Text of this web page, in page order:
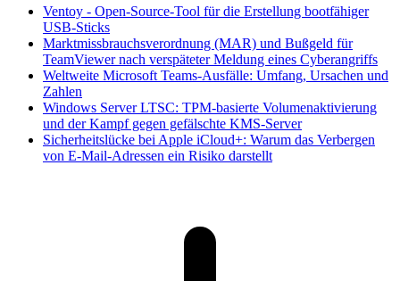
Ventoy - Open-Source-Tool für die Erstellung bootfähiger
USB-Sticks
Marktmissbrauchsverordnung (MAR) und Bußgeld für
TeamViewer nach verspäteter Meldung eines Cyberangriffs
Weltweite Microsoft Teams-Ausfälle: Umfang, Ursachen und
Zahlen
Windows Server LTSC: TPM-basierte Volumenaktivierung
und der Kampf gegen gefälschte KMS-Server
Sicherheitslücke bei Apple iCloud+: Warum das Verbergen
von E-Mail-Adressen ein Risiko darstellt